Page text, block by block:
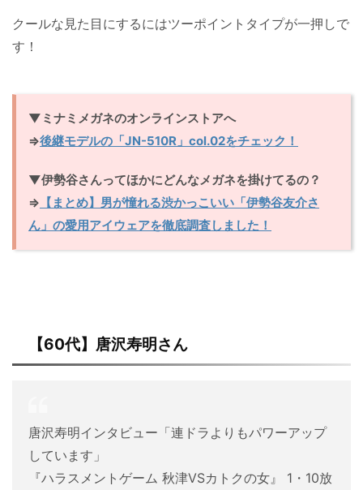
クールな見た目にするにはツーポイントタイプが一押しで
す！
▼ミナミメガネのオンラインストアへ
⇒後継モデルの「JN-510R」col.02をチェック！
▼伊勢谷さんってほかにどんなメガネを掛けてるの？
⇒ 【まとめ】男が憧れる渋かっこいい「伊勢谷友介さ
ん」の愛用アイウェアを徹底調査しました！
【60代】唐沢寿明さん
唐沢寿明インタビュー「連ドラよりもパワーアップ
しています」
『ハラスメントゲーム 秋津VSカトクの女』 1・10放